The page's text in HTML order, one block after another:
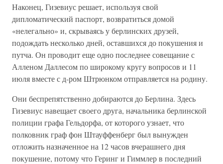
Наконец, Гизевиус решает, используя свой
дипломатический паспорт, возвратиться домой
«нелегально» и, скрываясь у берлинских друзей,
подождать несколько дней, оставшихся до покушения и
путча. Он проводит еще одно последнее совещание с
Алленом Даллесом по широкому кругу вопросов и 11
июля вместе с д-ром Штрюнком отправляется на родину.
Они беспрепятственно добираются до Берлина. Здесь
Гизевиус навещает своего друга, начальника берлинской
полиции графа Гельдорфа, от которого узнает, что
полковник граф фон Штауффенберг был вынужден
отложить назначенное на 12 часов вчерашнего дня
покушение, потому что Геринг и Гиммлер в последний